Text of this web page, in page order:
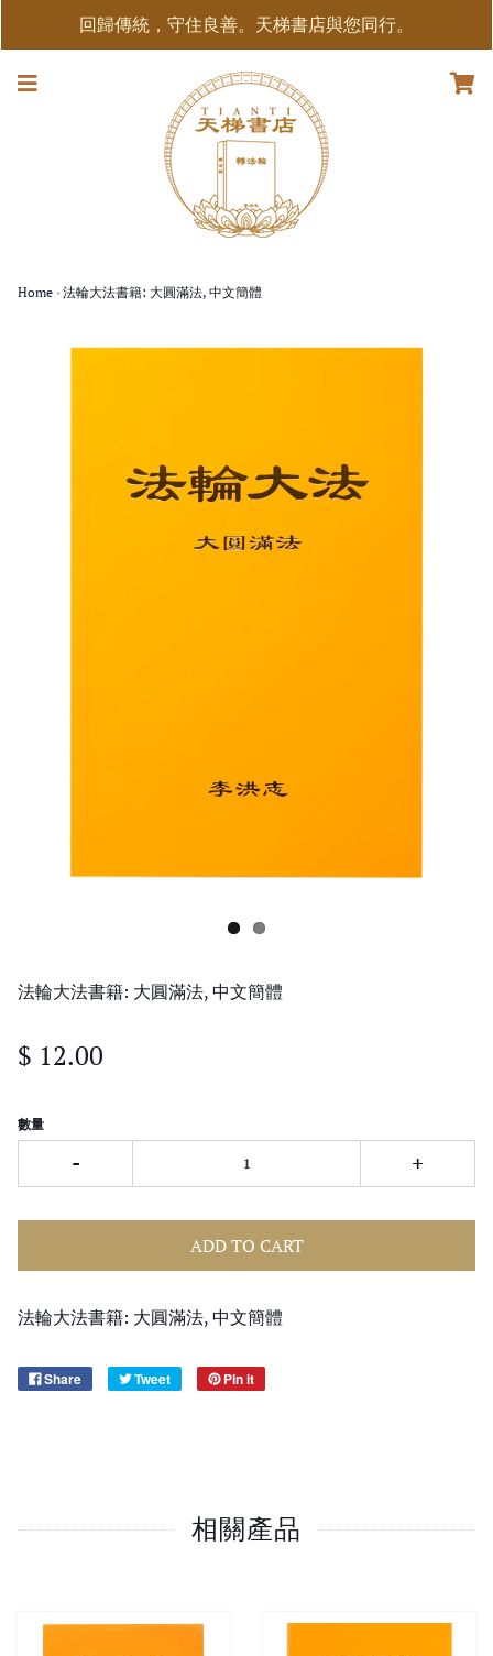
回歸傳統，守住良善。天梯書店與您同行。
Home › 法輪大法書籍: 大圓滿法, 中文簡體
法輪大法書籍: 大圓滿法, 中文簡體
$ 12.00
數量
- +
ADD TO CART
法輪大法書籍: 大圓滿法, 中文簡體
Share Tweet Pin it
相關產品